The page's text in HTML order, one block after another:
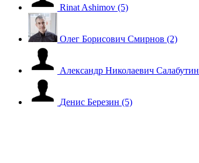
Rinat Ashimov (5)
Олег Борисович Смирнов (2)
Александр Николаевич Салабутин
Денис Березин (5)